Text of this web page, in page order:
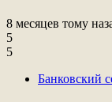
8 месяцев тому
5
5
Банковский